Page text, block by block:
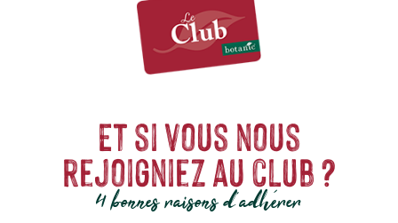
Et si vous nous
rejoigniez au club ?
4 bonnes raisons d'adhérer